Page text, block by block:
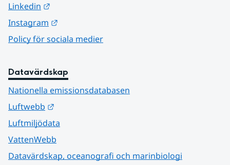
Linkedin
Instagram
Policy för sociala medier
Datavärdskap
Nationella emissionsdatabasen
Luftwebb
Luftmiljödata
VattenWebb
Datavärdskap, oceanografi och marinbiologi